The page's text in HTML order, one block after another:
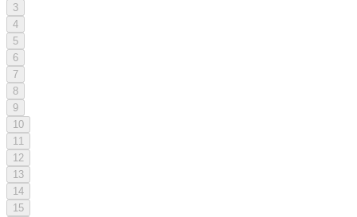
3
4
5
6
7
8
9
10
11
12
13
14
15